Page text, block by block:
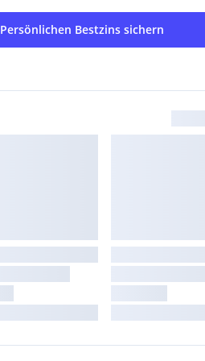
Persönlichen Bestzins sichern